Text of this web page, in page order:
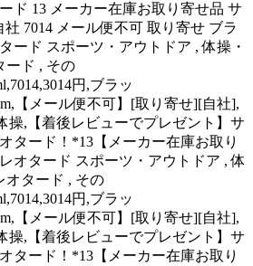
ド 13 メーカー在庫お取り寄せ品 サ
7014 メール便不可 取り寄せ ブラ
ード スポーツ・アウトドア , 体操・
ード , その
円,ブラッ
【メール便不可】[取り寄せ][自社],
操,【着後レビューでプレゼント】サ
タード！*13【メーカー在庫お取り
オタード スポーツ・アウトドア , 体
オタード , その
円,ブラッ
【メール便不可】[取り寄せ][自社],
操,【着後レビューでプレゼント】サ
タード！*13【メーカー在庫お取り